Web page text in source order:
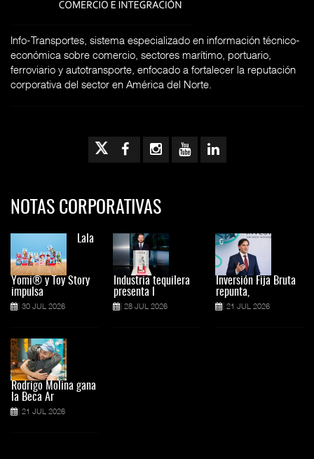
Info-Transportes, sistema especializado en información técnico-
económica sobre comercio, sectores marítimo, portuario,
ferroviario y autotransporte, enfocado a fortalecer la reputación
corporativa del sector en América del Norte.
NOTAS CORPORATIVAS
Lala
Yomi® y Toy Story
impulsa
30 JUL 2026
Rodrigo Molina gana
la Beca Ar
21 JUL 2026
Industria tequilera
presenta l
28 JUL 2026
Inversión Fija Bruta
repunta,
21 JUL 2026